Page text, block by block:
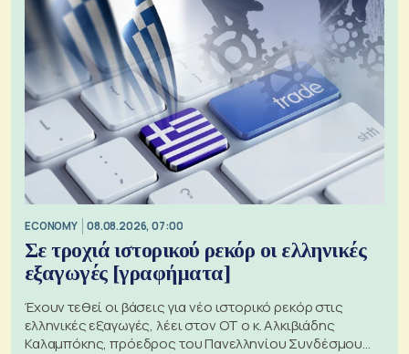
ECONOMY 08.08.2026, 07:00
Σε τροχιά ιστορικού ρεκόρ οι ελληνικές
εξαγωγές [γραφήματα]
Έχουν τεθεί οι βάσεις για νέο ιστορικό ρεκόρ στις
ελληνικές εξαγωγές, λέει στον ΟΤ ο κ. Αλκιβιάδης
Καλαμπόκης, πρόεδρος του Πανελληνίου Συνδέσμου